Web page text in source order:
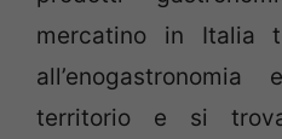
mercatino in Italia
territorio e si